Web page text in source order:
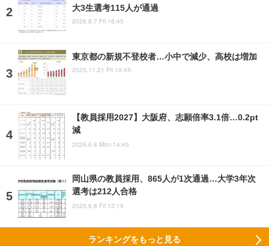
大3生選考115人が通過
2026.8.7 Fri 16:45
東京都の新規不登校者…小中で減少、高校は増加
2025.11.21 Fri 10:45
【教員採用2027】大阪府、志願倍率3.1倍…0.2pt
減
2026.6.8 Mon 14:45
岡山県の教員採用、865人が1次通過…大学3年次
選考は212人合格
2025.8.8 Fri 12:15
ランキングをもっと見る